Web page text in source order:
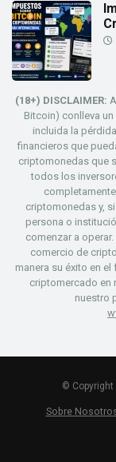
(18+) DISCLAIMER:
Bitcoin) conlleva
incluida la
financieros que
criptomonedas que
todos los
criptomonedas y,
persona o
comenzar a
comercio de
manera su éxito en
criptomercado en
nuestro
© Copyright
Sobre